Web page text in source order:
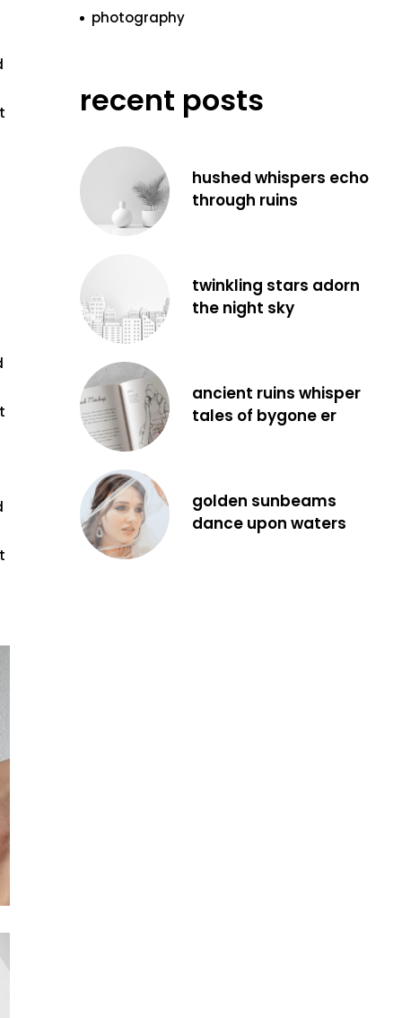
photography
recent posts
hushed whispers echo
through ruins
twinkling stars adorn
the night sky
ancient ruins whisper
tales of bygone er
golden sunbeams
dance upon waters